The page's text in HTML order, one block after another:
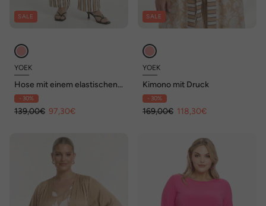
SALE
YOEK
Hose mit einem elastischen
Bund
- 30%
139,00€ 97,30€
SALE
YOEK
Kimono mit Druck
- 30%
169,00€ 118,30€